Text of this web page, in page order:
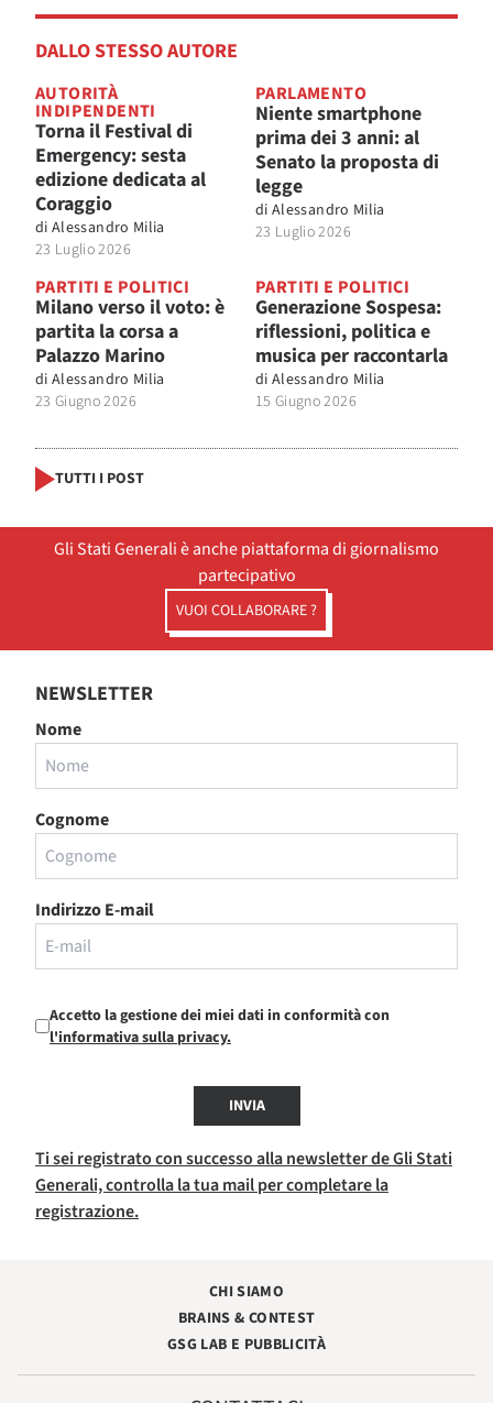
DALLO STESSO AUTORE
AUTORITÀ
INDIPENDENTI
Torna il Festival di
Emergency: sesta
edizione dedicata al
Coraggio
di Alessandro Milia
23 Luglio 2026
PARLAMENTO
Niente smartphone
prima dei 3 anni: al
Senato la proposta di
legge
di Alessandro Milia
23 Luglio 2026
PARTITI E POLITICI
Milano verso il voto: è
partita la corsa a
Palazzo Marino
di Alessandro Milia
23 Giugno 2026
PARTITI E POLITICI
Generazione Sospesa:
riflessioni, politica e
musica per raccontarla
di Alessandro Milia
15 Giugno 2026
TUTTI I POST
Gli Stati Generali è anche piattaforma di giornalismo
partecipativo
VUOI COLLABORARE ?
NEWSLETTER
Nome
Cognome
Indirizzo E-mail
Accetto la gestione dei miei dati in conformità con
l'informativa sulla privacy.
INVIA
Ti sei registrato con successo alla newsletter de Gli Stati
Generali, controlla la tua mail per completare la
registrazione.
CHI SIAMO
BRAINS & CONTEST
GSG LAB E PUBBLICITÀ